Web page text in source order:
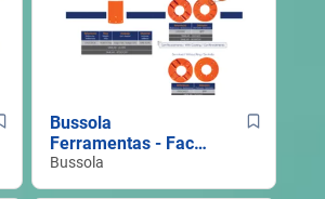
Bussola
Ferramentas - Faca
Picadora , Talisca
do Elevador, Pá do
Bussola